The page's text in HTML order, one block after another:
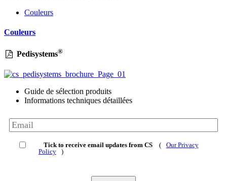
Couleurs
Couleurs
Pedisystems®
Guide de sélection produits
Informations techniques détaillées
Tick to receive email updates from CS (
Our Privacy
Policy
)